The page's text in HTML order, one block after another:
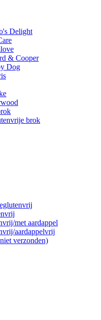
Delight
& Cooper
Dog
brok
met aardappel
aardappelvrij
verzonden)